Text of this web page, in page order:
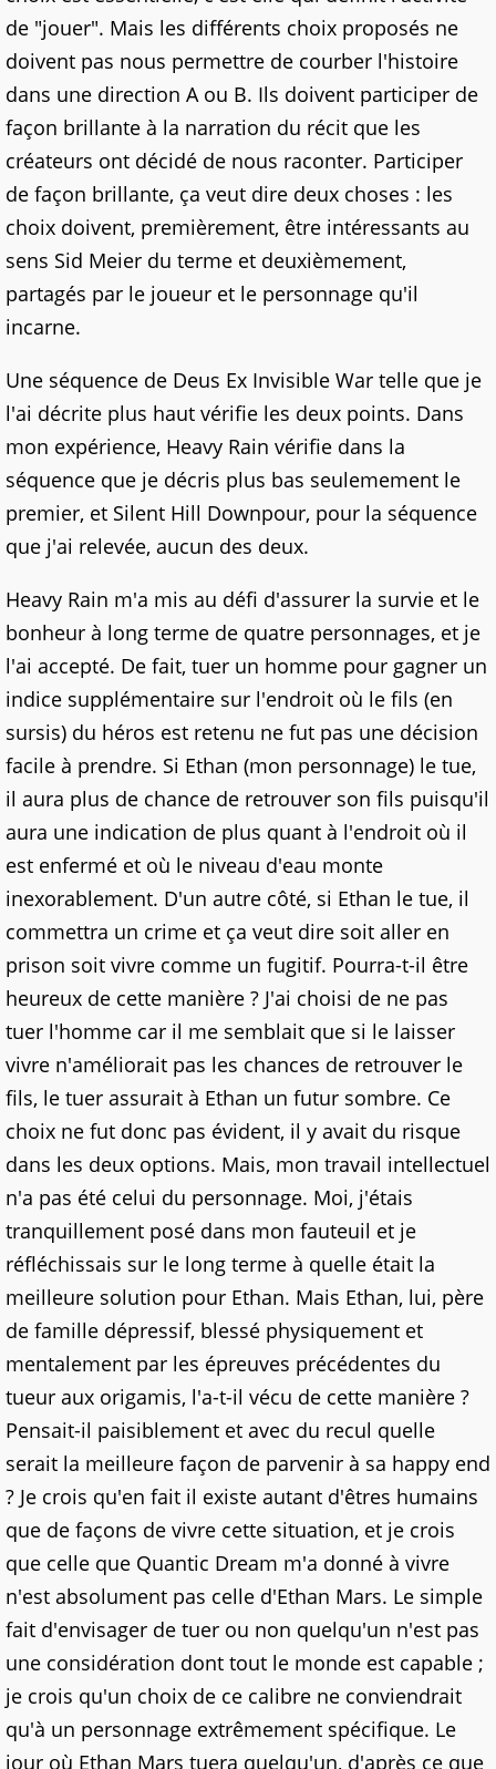
de "jouer". Mais les différents choix proposés ne
doivent pas nous permettre de courber l'histoire
dans une direction A ou B. Ils doivent participer de
façon brillante à la narration du récit que les
créateurs ont décidé de nous raconter. Participer
de façon brillante, ça veut dire deux choses : les
choix doivent, premièrement, être intéressants au
sens Sid Meier du terme et deuxièmement,
partagés par le joueur et le personnage qu'il
incarne.
Une séquence de Deus Ex Invisible War telle que je
l'ai décrite plus haut vérifie les deux points. Dans
mon expérience, Heavy Rain vérifie dans la
séquence que je décris plus bas seulemement le
premier, et Silent Hill Downpour, pour la séquence
que j'ai relevée, aucun des deux.
Heavy Rain m'a mis au défi d'assurer la survie et le
bonheur à long terme de quatre personnages, et je
l'ai accepté. De fait, tuer un homme pour gagner un
indice supplémentaire sur l'endroit où le fils (en
sursis) du héros est retenu ne fut pas une décision
facile à prendre. Si Ethan (mon personnage) le tue,
il aura plus de chance de retrouver son fils puisqu'il
aura une indication de plus quant à l'endroit où il
est enfermé et où le niveau d'eau monte
inexorablement. D'un autre côté, si Ethan le tue, il
commettra un crime et ça veut dire soit aller en
prison soit vivre comme un fugitif. Pourra-t-il être
heureux de cette manière ? J'ai choisi de ne pas
tuer l'homme car il me semblait que si le laisser
vivre n'améliorait pas les chances de retrouver le
fils, le tuer assurait à Ethan un futur sombre. Ce
choix ne fut donc pas évident, il y avait du risque
dans les deux options. Mais, mon travail intellectuel
n'a pas été celui du personnage. Moi, j'étais
tranquillement posé dans mon fauteuil et je
réfléchissais sur le long terme à quelle était la
meilleure solution pour Ethan. Mais Ethan, lui, père
de famille dépressif, blessé physiquement et
mentalement par les épreuves précédentes du
tueur aux origamis, l'a-t-il vécu de cette manière ?
Pensait-il paisiblement et avec du recul quelle
serait la meilleure façon de parvenir à sa happy end
? Je crois qu'en fait il existe autant d'êtres humains
que de façons de vivre cette situation, et je crois
que celle que Quantic Dream m'a donné à vivre
n'est absolument pas celle d'Ethan Mars. Le simple
fait d'envisager de tuer ou non quelqu'un n'est pas
une considération dont tout le monde est capable ;
je crois qu'un choix de ce calibre ne conviendrait
qu'à un personnage extrêmement spécifique. Le
jour où Ethan Mars tuera quelqu'un, d'après ce que